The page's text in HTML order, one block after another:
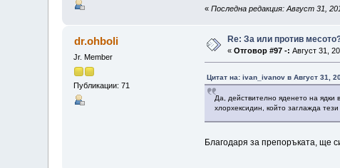
« Последна редакция: Август 31,
dr.ohboli
Jr. Member
Публикации: 71
Re: За или против
«Отговор #97 -: Август 31,
Цитат на: ivan_ivanov в Август 31,
Да, действително яденето на
хлорхексидин, който заглажда
Благодаря за препоръката, ще